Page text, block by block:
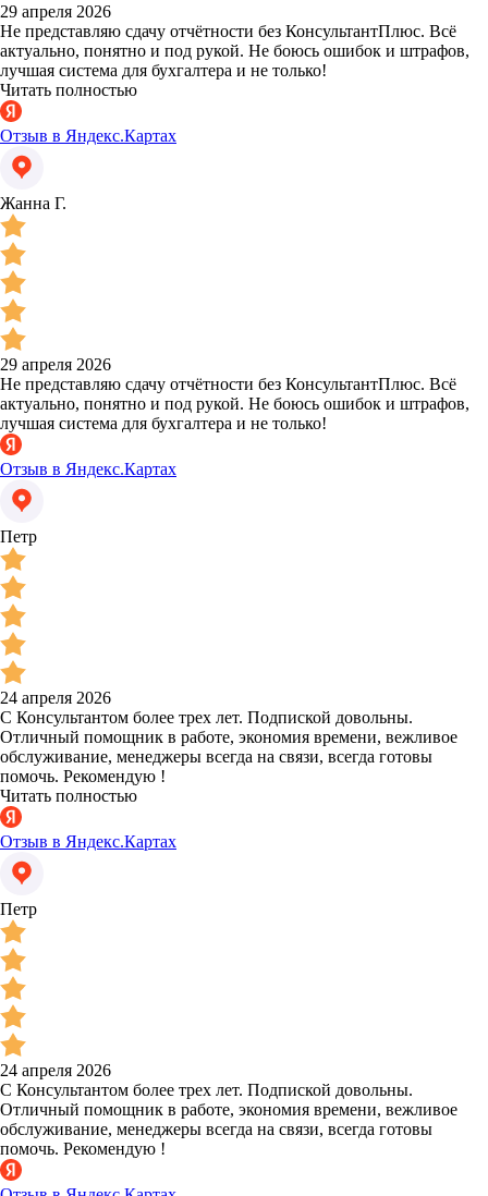
29 апреля 2026
Не представляю сдачу отчётности без КонсультантПлюс. Всё
актуально, понятно и под рукой. Не боюсь ошибок и штрафов,
лучшая система для бухгалтера и не только!
Читать полностью
Отзыв в Яндекс.Картах
Жанна Г.
29 апреля 2026
Не представляю сдачу отчётности без КонсультантПлюс. Всё
актуально, понятно и под рукой. Не боюсь ошибок и штрафов,
лучшая система для бухгалтера и не только!
Отзыв в Яндекс.Картах
Петр
24 апреля 2026
С Консультантом более трех лет. Подпиской довольны.
Отличный помощник в работе, экономия времени, вежливое
обслуживание, менеджеры всегда на связи, всегда готовы
помочь. Рекомендую !
Читать полностью
Отзыв в Яндекс.Картах
Петр
24 апреля 2026
С Консультантом более трех лет. Подпиской довольны.
Отличный помощник в работе, экономия времени, вежливое
обслуживание, менеджеры всегда на связи, всегда готовы
помочь. Рекомендую !